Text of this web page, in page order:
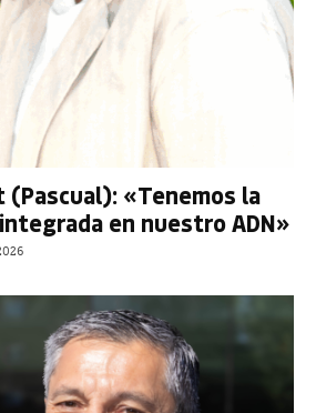
(Pascual): «Tenemos la
en nuestro ADN»